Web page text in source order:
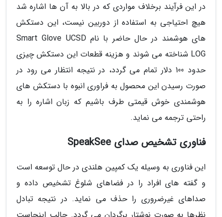
در این فرآیند برخلاف مواردی که در بالا به آن ها اشاره شد
هیچ احتیاجی به استفاده از دوربین نیست، این دستکش
های هوشمند در حال حاضر با نام Smart Glove UCSD
LOG شناخته می شوند و هزینه قطعات این دستکش چیزی
حدود 100 دلار تمام می گردد، در نتیجه انتظار می رود در
صورت رسیدن این محصول به فراوری انبوه با دستکش های
هوشمندی خوش قیمتی طرف باشیم که زبان اشاره را به
راحتی ترجمه می نماید.
فناوری تشخیص صدای SpeakSee
این فناوری به وسیله یک کمپین هلندی در حال توسعه است
و گفته های افراد را در فضاهای شلوغ تشخیص داده و
صداهای غیرضروری را حذف می نماید. در نتیجه تبادل